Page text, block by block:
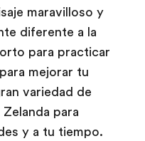
maravilloso y
diferente a la
para practicar
mejorar tu
variedad de
para
y a tu tiempo.